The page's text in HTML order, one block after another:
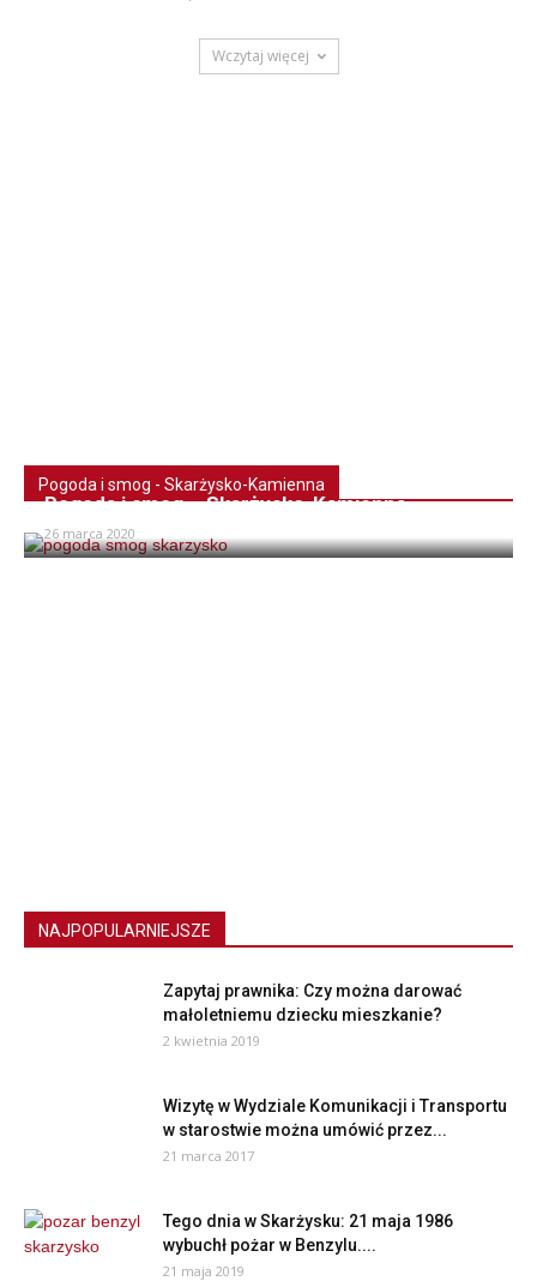
Wczytaj więcej
Pogoda i smog - Skarżysko-Kamienna
Pogoda i smog – Skarżysko-Kamienna
26 marca 2020
NAJPOPULARNIEJSZE
Zapytaj prawnika: Czy można darować
małoletniemu dziecku mieszkanie?
2 kwietnia 2019
Wizytę w Wydziale Komunikacji i Transportu
w starostwie można umówić przez...
21 marca 2017
Tego dnia w Skarżysku: 21 maja 1986
wybuchł pożar w Benzylu....
21 maja 2019